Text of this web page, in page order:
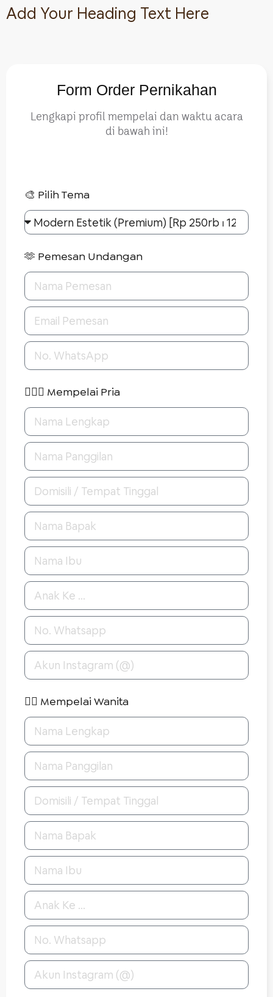
Add Your Heading Text Here
Form Order Pernikahan
Lengkapi profil mempelai dan waktu acara
di bawah ini!
🎨 Pilih Tema
🫶 Pemesan Undangan
🤵🏻‍♂️ Mempelai Pria
👰‍♀️ Mempelai Wanita